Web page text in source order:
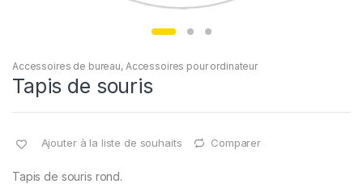
Accessoires de bureau, Accessoires pour ordinateur
Tapis de souris
Ajouter à la liste de souhaits Comparer
Tapis de souris rond.